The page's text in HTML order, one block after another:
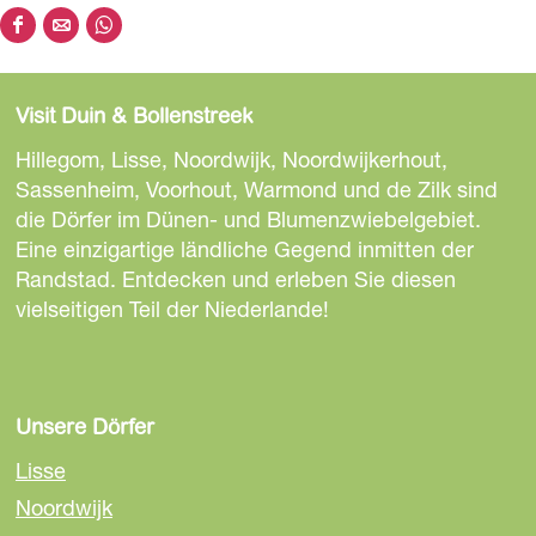
D
i
s
e
S
e
i
t
e
l
e
n
a
D
i
s
e
S
e
i
t
e
l
n
a
D
i
s
e
S
e
i
t
e
l
a
Visit Duin & Bollenstreek
Hillegom, Lisse, Noordwijk, Noordwijkerhout,
Sassenheim, Voorhout, Warmond und de Zilk sind
die Dörfer im Dünen- und Blumenzwiebelgebiet.
Eine einzigartige ländliche Gegend inmitten der
Randstad. Entdecken und erleben Sie diesen
vielseitigen Teil der Niederlande!
Unsere Dörfer
Lisse
Noordwijk